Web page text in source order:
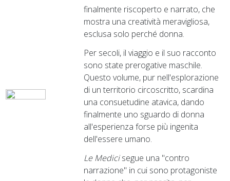
finalmente riscoperto e narrato, che
mostra una creatività meravigliosa,
esclusa solo perché donna.
Per secoli, il viaggio e il suo racconto
sono state prerogative maschile.
Questo volume, pur nell'esplorazione
di un territorio circoscritto, scardina
una consuetudine atavica, dando
finalmente uno sguardo di donna
all'esperienza forse più ingenita
dell'essere umano.
Le Medicisegue una "contro
narrazione" in cui sono protagoniste